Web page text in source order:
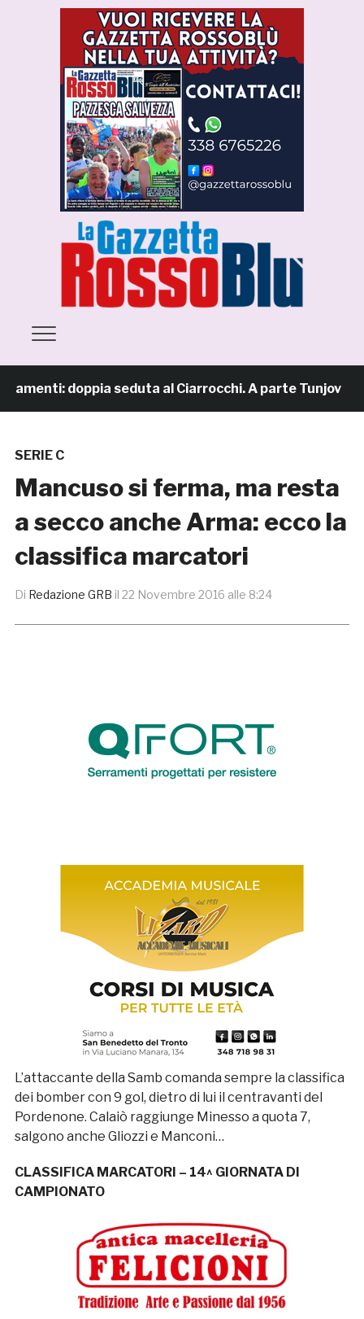
doppia seduta al Ciarrocchi. A parte Tunjov
SERIE C
Mancuso si ferma, ma resta
a secco anche Arma: ecco la
classifica marcatori
Di Redazione GRB il 22 Novembre 2016 alle 8:24
L’attaccante della Samb comanda sempre la classifica
dei bomber con 9 gol, dietro di lui il centravanti del
Pordenone. Calaiò raggiunge Minesso a quota 7,
salgono anche Gliozzi e Manconi…
CLASSIFICA MARCATORI – 14^ GIORNATA DI
CAMPIONATO